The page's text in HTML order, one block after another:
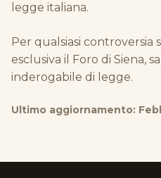
legge italiana.
Per qualsiasi controversia
esclusiva il Foro di Siena,
inderogabile di legge.
Ultimo aggiornamento: